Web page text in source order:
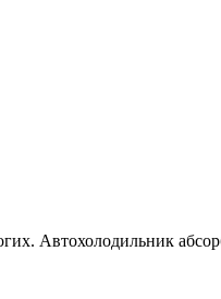
Автохолодильник